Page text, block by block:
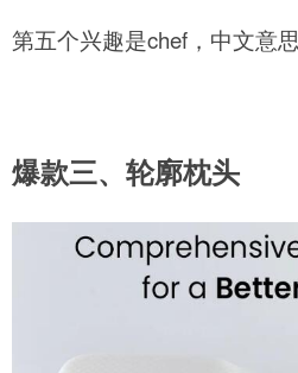
第五个兴趣是chef，中文意思
爆款三、轮廓枕头